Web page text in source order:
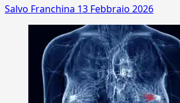
Salvo Franchina 13 Febbraio 2026